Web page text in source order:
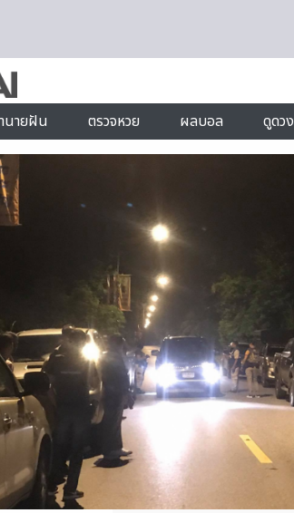
นายฝัน ตรวจหวย ผลบอล ดูดวง